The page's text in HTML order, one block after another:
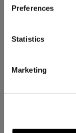
Preferences
Statistics
Marketing